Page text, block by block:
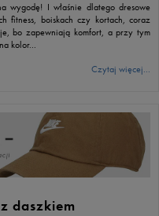
wygodę! I właśnie dlatego dresowe
fitness, boiskach czy kortach, coraz
bo zapewniają komfort, a przy tym
kolor...
Czytaj więcej...
daszkiem